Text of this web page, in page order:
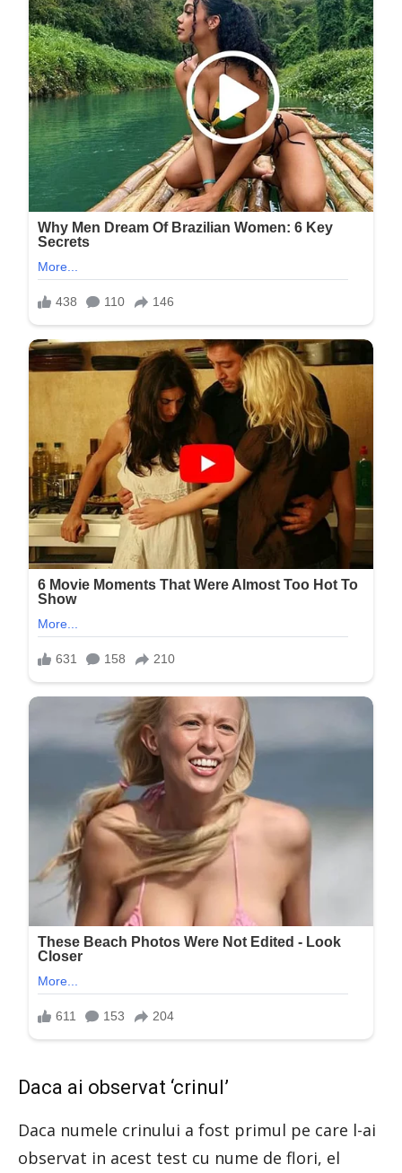
Daca ai observat ‘crinul’
Daca numele crinului a fost primul pe care l-ai
observat in acest test cu nume de flori, el